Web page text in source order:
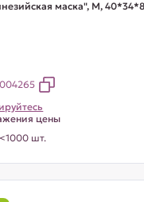
маска", M,
цены
шт.